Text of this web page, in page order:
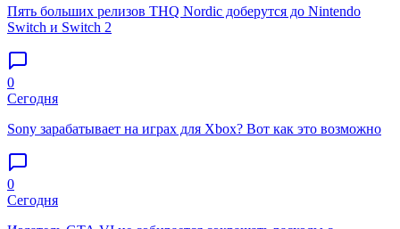
Пять больших релизов THQ Nordic доберутся до Nintendo
Switch и Switch 2
0
Сегодня
Sony зарабатывает на играх для Xbox? Вот как это возможно
0
Сегодня